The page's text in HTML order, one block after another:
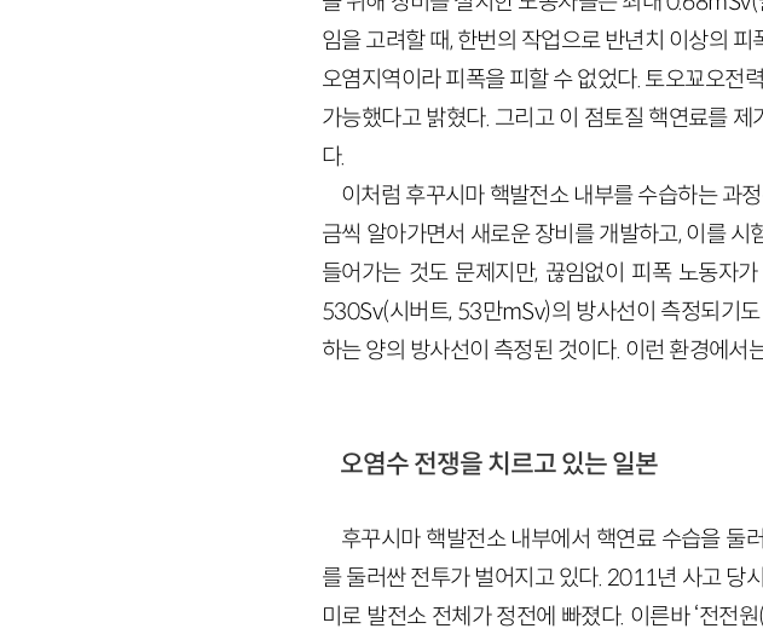
임을 고려할 때, 한번의 작업으로 반년치 이상의
오염지역이라 피폭을 피할 수 없었다. 토오꾜오전
가능했다고 밝혔다. 그리고 이 점토질 핵연료를
다.
이처럼 후꾸시마 핵발전소 내부를 수습하는 과
금씩 알아가면서 새로운 장비를 개발하고, 이를
들어가는 것도 문제지만, 끊임없이 피폭 노동자
530Sv(시버트, 53만mSv)의 방사선이 측정되기
하는 양의 방사선이 측정된 것이다. 이런 환경에
오염수 전쟁을 치르고 있는 일본
후꾸시마 핵발전소 내부에서 핵연료 수습을 둘
를 둘러싼 전투가 벌어지고 있다. 2011년 사고 당
미로 발전소 전체가 정전에 빠졌다. 이른바 ‘전전